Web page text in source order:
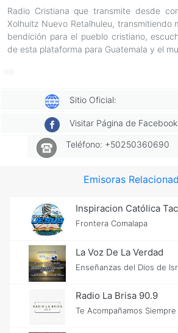
Radio Cristiana que transmite desde
Xolhuitz Nuevo Retalhuleu, transmitiendo
bendición para el pueblo cristiano,
de esta plataforma para Guatemala y el
Sitio Oficial:
Visitar Página de
Teléfono: +50250360690
Emisoras
Inspiracion Católica
Frontera Comalapa
La Voz De La Verdad
Enseñanzas del Dios de
Radio La Brisa 90.9
Te Acompañamos Siempre